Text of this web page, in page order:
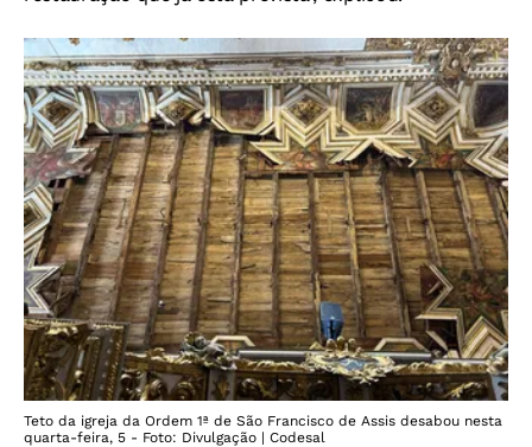
Teto da igreja da Ordem 1ª de São Francisco de Assis desabou nesta
quarta-feira, 5 - Foto: Divulgação | Codesal